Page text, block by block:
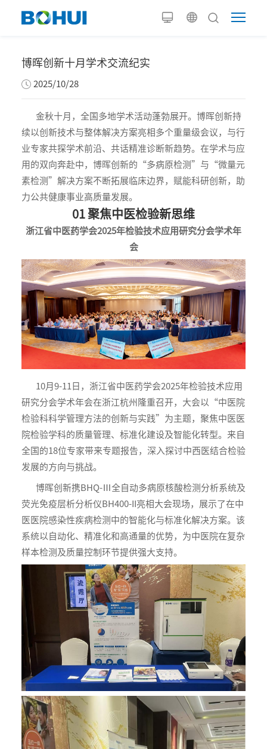
博晖创新十月学术交流纪实
2025/10/28
金秋十月，全国多地学术活动蓬勃展开。博晖创新持
续以创新技术与整体解决方案亮相多个重量级会议，与行
业专家共探学术前沿、共话精准诊断新趋势。在学术与应
用的双向奔赴中，博晖创新的“多病原检测”与“微量元
素检测”解决方案不断拓展临床边界，赋能科研创新，助
力公共健康事业高质量发展。
01 聚焦中医检验新思维
浙江省中医药学会2025年检验技术应用研究分会学术年
会
10月9-11日，浙江省中医药学会2025年检验技术应用
研究分会学术年会在浙江杭州隆重召开，大会以“中医院
检验科科学管理方法的创新与实践”为主题，聚焦中医医
院检验学科的质量管理、标准化建设及智能化转型。来自
全国的18位专家带来专题报告，深入探讨中西医结合检验
发展的方向与挑战。
博晖创新携BHQ-Ⅲ全自动多病原核酸检测分析系统及
荧光免疫层析分析仪BH400-II亮相大会现场，展示了在中
医医院感染性疾病检测中的智能化与标准化解决方案。该
系统以自动化、精准化和高通量的优势，为中医院在复杂
样本检测及质量控制环节提供强大支持。